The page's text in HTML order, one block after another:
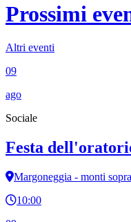
Prossimi
Altri eventi
09
ago
Sociale
Festa
Margoneggia - monti
10:00